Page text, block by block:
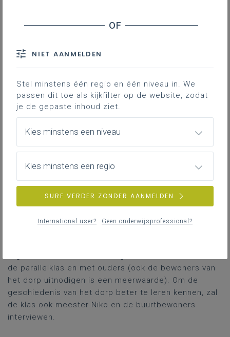
leerjaar vanVBS Bleydenberg Wilsele
waar hij ook zelf als kind naartoe ging.
Samen met zijn collega, Annelore
Huysmans werkten ze het thema “Wilsele,
vroeger en nu” uit. Ze gebruiken de
omgeving om betekenisvol met hun
leerlingen aan de slag te gaan.
Projectverloop
Inleiding
Hoog tijd om de geschiedenis van het dorp Wilsele te
leren kennen. Het projectdoel is om een
de parallelklas en met ouders (ook de bewoners van
het dorp uitnodigen is een meerwaarde). Om de
geschiedenis van het dorp beter te leren kennen, zal
de klas ook meester Niko en de buurtbewoners
interviewen.
NIET AANMELDEN
Stel minstens één regio en één niveau in. We
passen dit toe als kijkfilter op de website, zodat
je de gepaste inhoud ziet.
Kies minstens een niveau
Kies minstens een regio
SURF VERDER ZONDER AANMELDEN
International user? Geen onderwijsprofessional?